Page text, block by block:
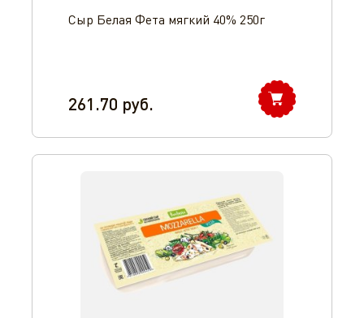
Сыр Белая Фета мягкий 40% 250г
261.70 руб.